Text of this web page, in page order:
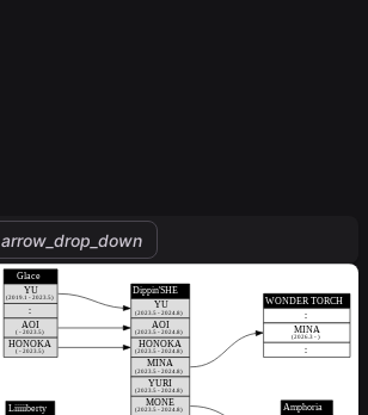
arrow_drop_down